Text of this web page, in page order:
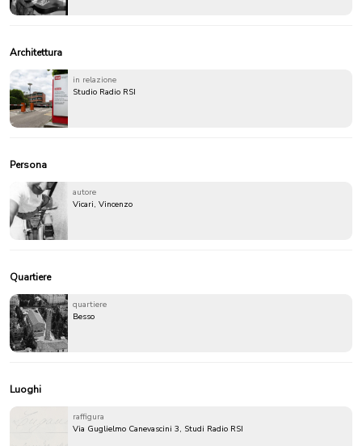
Architettura
in relazione
Studio Radio RSI
Persona
autore
Vicari, Vincenzo
Quartiere
quartiere
Besso
Luoghi
raffigura
Via Guglielmo Canevascini 3, Studi Radio RSI